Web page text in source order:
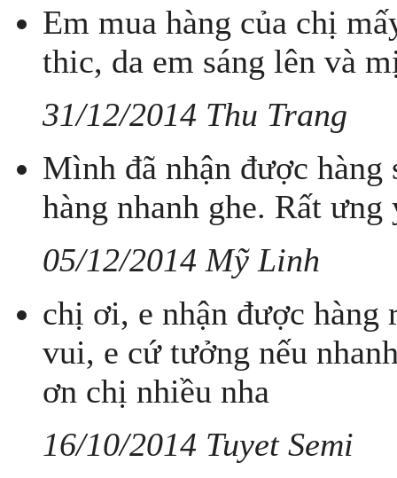
Em mua hàng của chị
thic, da em sáng lên và
31/12/2014 Thu Trang
Mình đã nhận được hàng
hàng nhanh ghe. Rất
05/12/2014 Mỹ Linh
chị ơi, e nhận được
vui, e cứ tưởng nếu
ơn chị nhiều nha
16/10/2014 Tuyet Semi